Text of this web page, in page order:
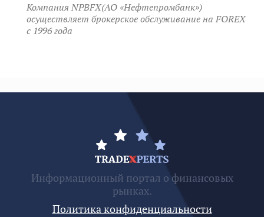
Компания NPBFX(АО «Нефтепромбанк»)
осуществляет брокерское обслуживание на FOREX
c 1996 года
Информационный портал о финансовых
рынках.
Политика конфиденциальности